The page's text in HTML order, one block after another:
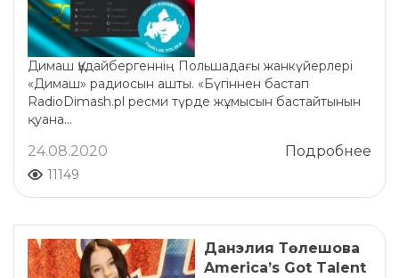
Димаш Құдайбергеннің Польшадағы жанкүйерлері
«Димаш» радиосын ашты. «Бүгіннен бастап
RadioDimash.pl ресми түрде жұмысын бастайтынын
қуана...
Подробнее
24.08.2020
11149
Данэлия Төлешова
America’s Got Talent